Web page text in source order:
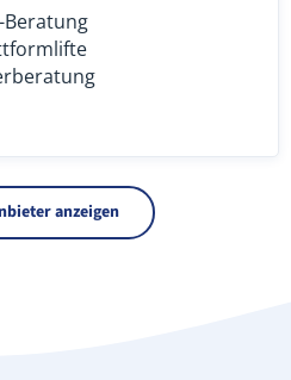
anzeigen